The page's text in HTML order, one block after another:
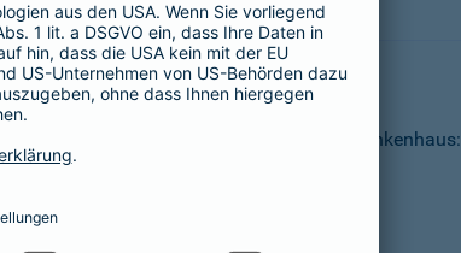
dir zusätzlich folgende Leistungen im Krankenhaus:
("Chefarztbehandlung")